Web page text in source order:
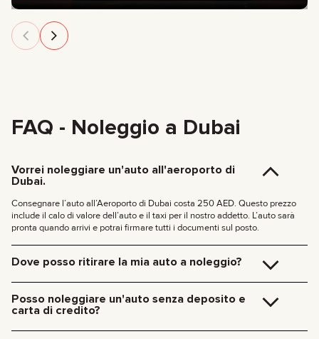
FAQ - Noleggio a Dubai
Vorrei noleggiare un'auto all'aeroporto di
Dubai.
Consegnare l’auto all’Aeroporto di Dubai costa 250 AED. Questo prezzo
include il calo di valore dell’auto e il taxi per il nostro addetto. L’auto sarà
pronta quando arrivi e potrai firmare tutti i documenti sul posto.
Dove posso ritirare la mia auto a noleggio?
tuo hotel o all’Aeroporto di Dubai. Ci occuperemo di tutto sul posto,
documenti inclusi.
Posso noleggiare un'auto senza deposito e
carta di credito?